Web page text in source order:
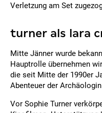
Verletzung am Set
turner als lara
Mitte Jänner wurde
Hauptrolle übernehmen
die seit Mitte der 1990er
Abenteuer der
Vor Sophie Turner